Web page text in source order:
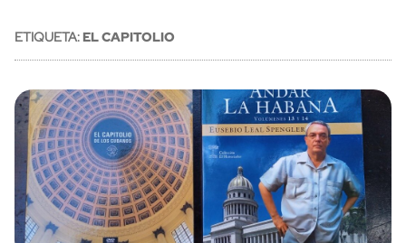
ETIQUETA:EL CAPITOLIO